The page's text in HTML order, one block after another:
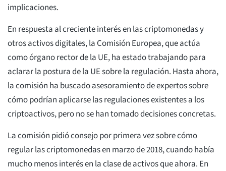
implicaciones.
En respuesta al creciente interés en las criptomonedas y
otros activos digitales, la Comisión Europea, que actúa
como órgano rector de la UE, ha estado trabajando para
aclarar la postura de la UE sobre la regulación. Hasta ahora,
la comisión ha buscado asesoramiento de expertos sobre
cómo podrían aplicarse las regulaciones existentes a los
criptoactivos, pero no se han tomado decisiones concretas.
La comisión pidió consejo por primera vez sobre cómo
regular las criptomonedas en marzo de 2018, cuando había
mucho menos interés en la clase de activos que ahora. En